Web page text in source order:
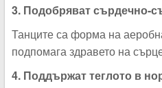
3. Подобряват сърдечно-
Танците са форма на
подпомага здравето на
4. Поддържат теглото в